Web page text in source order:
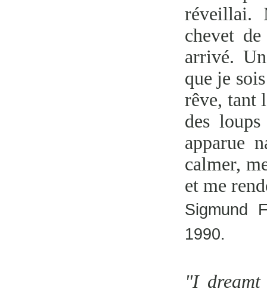
réveillai.
chevet
arrivé.
que je
rêve, tant
des
apparue
calmer,
et me
Sigmund
1990.
"I